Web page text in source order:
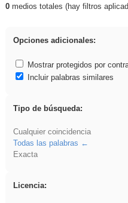
Resultados de:
0medios totales (hay filtros
Opciones adicionales:
Mostrar protegidos por
Incluir palabras similares
Tipo de búsqueda:
Cualquier coincidencia
Todas las palabras
Exacta
Licencia: